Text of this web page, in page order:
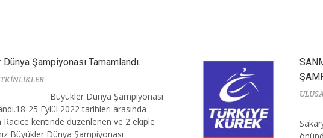
Şampiyonası Tamamlandı.
Büyükler Dünya Şampiyonası
25 Eylül 2022 tarihleri arasında
Racice kentinde düzenlenen ve 2 ekiple
Büyükler Dünya Şampiyonası